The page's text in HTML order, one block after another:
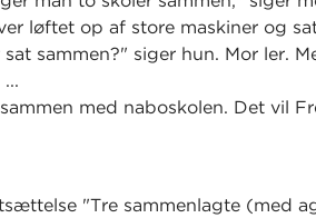
løftet op af store maskiner og
sammen?" siger hun. Mor ler.
med naboskolen. Det vil
"Tre sammenlagte (med